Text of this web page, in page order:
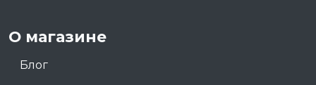
О магазине
Блог